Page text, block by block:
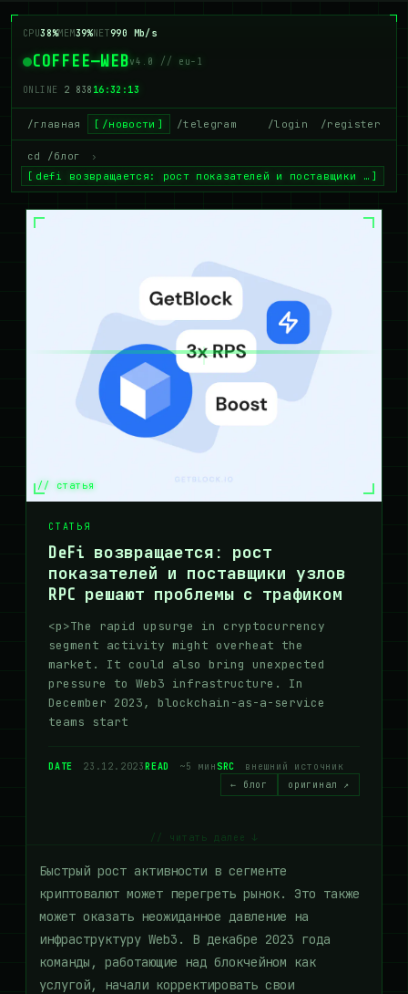
CPU38%MEM39%NET990 Mb/s
COFFEE—WEBv4.0 // eu-1
ONLINE 2 838 16:32:14
/главная /новости /telegram /login /register
cd /блог
›
defi возвращается: рост показателей и поставщики …
// статья
СТАТЬЯ
DeFi возвращается: рост
показателей и поставщики узлов
RPC решают проблемы с трафиком
<p>The rapid upsurge in cryptocurrency
segment activity might overheat the
market. It could also bring unexpected
pressure to Web3 infrastructure. In
December 2023, blockchain-as-a-service
teams start
DATE 23.12.2023READ ~5 минSRC
внешний источник
← блог
оригинал ↗
// читать далее ↓
Быстрый рост активности в сегменте
криптовалют может перегреть рынок. Это также
может оказать неожиданное давление на
инфраструктуру Web3. В декабре 2023 года
команды, работающие над блокчейном как
услугой, начали корректировать свои